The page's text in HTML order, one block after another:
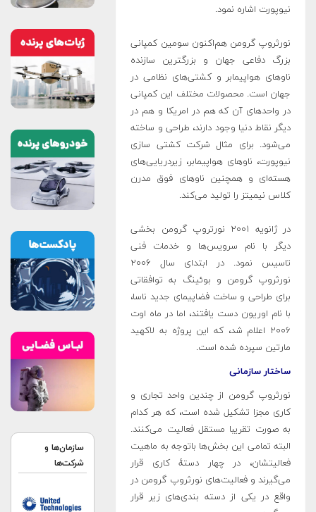
نیوپورت اشاره نمود.
نورثروپ گرومن هم‌اکنون سومین کمپانی
بزرگ دفاعی جهان و بزرگترین سازنده
ناوهای هواپیمابر و کشتی‌های نظامی در
جهان است. محصولات مختلف این کمپانی
در واحدهای آن که هم در امریکا و هم در
دیگر نقاط دنیا وجود دارند، طراحی و ساخته
می‌شود. برای مثال شرکت کشتی سازی
نیوپورت، ناوهای هواپیمابر، زیردریایی‌های
هسته‌ای و همچنین ناوهای فوق مدرن
کلاس نیمیتز را تولید می‌کند.
در ژانویه ۲۰۰۱ نورتروپ گرومن بخشی
دیگر با نام سرویس‌ها و خدمات فنی
تاسیس نمود. در ابتدای سال ۲۰۰۶
نورثروپ گرومن و بوئینگ به توافقاتی
برای طراحی و ساخت فضاپیمای جدید ناسا،
با نام اوریون دست یافتند، اما در ماه اوت
۲۰۰۶ اعلام شد، که این پروژه به لاکهید
مارتین سپرده شده است.
ساختار سازمانی
نورثروپ گرومن از چندین واحد تجاری و
کاری مجزا تشکیل شده است، که هر کدام
به صورت تقریبا مستقل فعالیت می‌کنند.
البته تمامی این بخش‌ها باتوجه به ماهیت
فعالیتشان، در چهار دستهٔ کاری قرار
می‌گیرند و فعالیت‌های نورثروپ گرومن در
واقع در یکی از دسته بندی‌های زیر قرار
سازمان‌ها و
شرکت‌ها